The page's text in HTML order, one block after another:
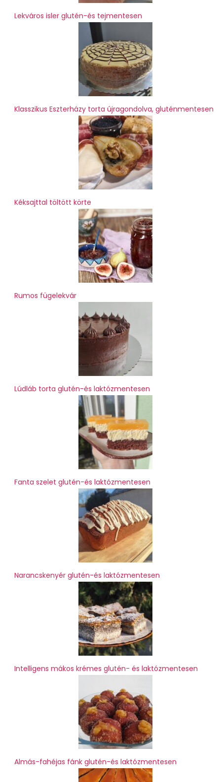
Lekváros isler glutén-és tejmentesen
Klasszikus Eszterházy torta újragondolva, gluténmentesen
Kéksajttal töltött körte
Rumos fügelekvár
Lúdláb torta glutén-és laktózmentesen
Fanta szelet glutén-és laktózmentesen
Narancskenyér glutén-és laktózmentesen
Intelligens mákos krémes glutén- és laktózmentesen
Almás-fahéjas fánk glutén-és laktózmentesen